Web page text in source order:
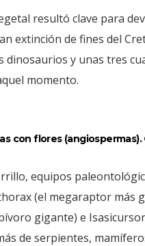
resultó clave para
extinción de fines del
dinosaurios y unas tres
momento.
con flores (angiospermas).
equipos
(el megaraptor más
gigante) e
de serpientes,